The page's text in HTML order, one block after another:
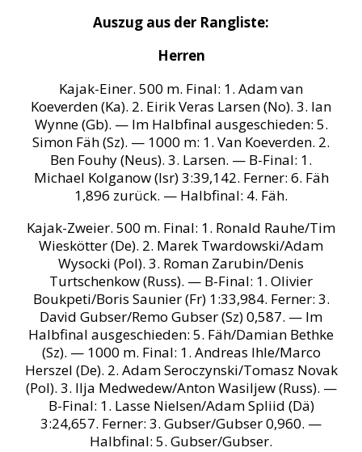
Auszug aus der Rangliste:
Herren
Kajak-Einer. 500 m. Final: 1. Adam van
Koeverden (Ka). 2. Eirik Veras Larsen (No). 3. Ian
Wynne (Gb). — Im Halbfinal ausgeschieden: 5.
Simon Fäh (Sz). — 1000 m: 1. Van Koeverden. 2.
Ben Fouhy (Neus). 3. Larsen. — B-Final: 1.
Michael Kolganow (Isr) 3:39,142. Ferner: 6. Fäh
1,896 zurück. — Halbfinal: 4. Fäh.
Kajak-Zweier. 500 m. Final: 1. Ronald Rauhe/Tim
Wieskötter (De). 2. Marek Twardowski/Adam
Wysocki (Pol). 3. Roman Zarubin/Denis
Turtschenkow (Russ). — B-Final: 1. Olivier
Boukpeti/Boris Saunier (Fr) 1:33,984. Ferner: 3.
David Gubser/Remo Gubser (Sz) 0,587. — Im
Halbfinal ausgeschieden: 5. Fäh/Damian Bethke
(Sz). — 1000 m. Final: 1. Andreas Ihle/Marco
Herszel (De). 2. Adam Seroczynski/Tomasz Novak
(Pol). 3. Ilja Medwedew/Anton Wasiljew (Russ). —
B-Final: 1. Lasse Nielsen/Adam Spliid (Dä)
3:24,657. Ferner: 3. Gubser/Gubser 0,960. —
Halbfinal: 5. Gubser/Gubser.